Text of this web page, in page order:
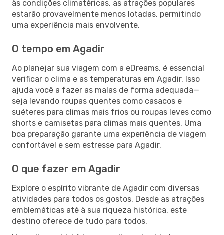
às condições climatéricas, as atrações populares
estarão provavelmente menos lotadas, permitindo
uma experiência mais envolvente.
O tempo em Agadir
Ao planejar sua viagem com a eDreams, é essencial
verificar o clima e as temperaturas em Agadir. Isso
ajuda você a fazer as malas de forma adequada—
seja levando roupas quentes como casacos e
suéteres para climas mais frios ou roupas leves como
shorts e camisetas para climas mais quentes. Uma
boa preparação garante uma experiência de viagem
confortável e sem estresse para Agadir.
O que fazer em Agadir
Explore o espírito vibrante de Agadir com diversas
atividades para todos os gostos. Desde as atrações
emblemáticas até à sua riqueza histórica, este
destino oferece de tudo para todos.